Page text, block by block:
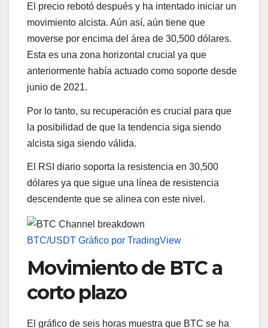
El precio rebotó después y ha intentado iniciar un
movimiento alcista. Aún así, aún tiene que
moverse por encima del área de 30,500 dólares.
Esta es una zona horizontal crucial ya que
anteriormente había actuado como soporte desde
junio de 2021.
Por lo tanto, su recuperación es crucial para que
la posibilidad de que la tendencia siga siendo
alcista siga siendo válida.
El RSI diario soporta la resistencia en 30,500
dólares ya que sigue una línea de resistencia
descendente que se alinea con este nivel.
BTC/USDT Gráfico por TradingView
Movimiento de BTC a
corto plazo
El gráfico de seis horas muestra que BTC se ha